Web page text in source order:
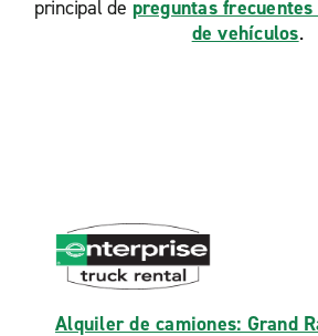
principal de preguntas
de vehículos.
Alquiler de camiones: Grand